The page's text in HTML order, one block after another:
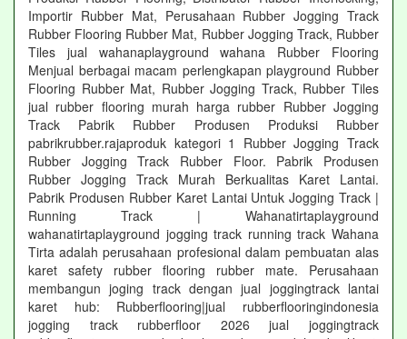
Importir Rubber Mat, Perusahaan Rubber Jogging Track
Rubber Flooring Rubber Mat, Rubber Jogging Track, Rubber
Tiles jual wahanaplayground wahana Rubber Flooring
Menjual berbagai macam perlengkapan playground Rubber
Flooring Rubber Mat, Rubber Jogging Track, Rubber Tiles
jual rubber flooring murah harga rubber Rubber Jogging
Track Pabrik Rubber Produsen Produksi Rubber
pabrikrubber.rajaproduk kategori 1 Rubber Jogging Track
Rubber Jogging Track Rubber Floor. Pabrik Produsen
Rubber Jogging Track Murah Berkualitas Karet Lantai.
Pabrik Produsen Rubber Karet Lantai Untuk Jogging Track |
Running Track | Wahanatirtaplayground
wahanatirtaplayground jogging track running track Wahana
Tirta adalah perusahaan profesional dalam pembuatan alas
karet safety rubber flooring rubber mate. Perusahaan
membangun joging track dengan jual joggingtrack lantai
karet hub: Rubberflooring|jual rubberflooringindonesia
jogging track rubberfloor 2026 jual joggingtrack